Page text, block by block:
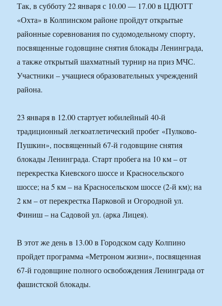
Так, в субботу 22 января с 10.00 — 17.00 в ЦДЮТТ
«Охта» в Колпинском районе пройдут открытые
районные соревнования по судомодельному спорту,
посвященные годовщине снятия блокады Ленинграда,
а также открытый шахматный турнир на приз МЧС.
Участники – учащиеся образовательных учреждений
района.
23 января в 12.00 стартует юбилейный 40-й
традиционный легкоатлетический пробег «Пулково-
Пушкин», посвященный 67-й годовщине снятия
блокады Ленинграда. Старт пробега на 10 км – от
перекрестка Киевского шоссе и Красносельского
шоссе; на 5 км – на Красносельском шоссе (2-й км); на
2 км – от перекрестка Парковой и Огородной ул.
Финиш – на Садовой ул. (арка Лицея).
В этот же день в 13.00 в Городском саду Колпино
пройдет программа «Метроном жизни», посвященная
67-й годовщине полного освобождения Ленинграда от
фашистской блокады.